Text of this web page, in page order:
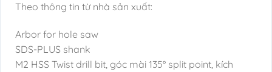
Theo thông tin từ nhà sản xuất:
Arbor for hole saw
SDS-PLUS shank
M2 HSS Twist drill bit, góc mài 135° split point, kích